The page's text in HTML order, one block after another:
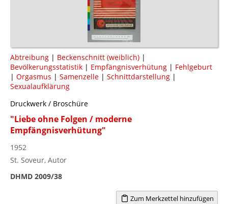
Abtreibung | Beckenschnitt (weiblich) |
Bevölkerungsstatistik | Empfängnisverhütung | Fehlgeburt
| Orgasmus | Samenzelle | Schnittdarstellung |
Sexualaufklärung
Druckwerk / Broschüre
"Liebe ohne Folgen / moderne
Empfängnisverhütung"
1952
St. Soveur, Autor
DHMD 2009/38
Zum Merkzettel hinzufügen